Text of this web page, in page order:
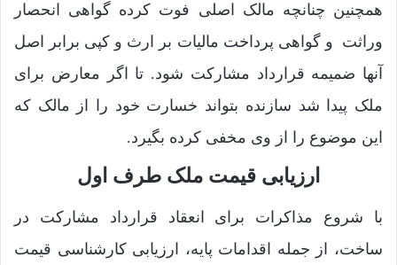
همچنین چنانچه مالک اصلی فوت کرده گواهی انحصار
وراثت و گواهی پرداخت مالیات بر ارث و کپی برابر اصل
آنها ضمیمه قرارداد مشارکت شود. تا اگر معارض برای
ملک پیدا شد سازنده بتواند خسارت خود را از مالک که
این موضوع را از وی مخفی کرده بگیرد.
ارزیابی قیمت ملک طرف اول
با شروع مذاکرات برای انعقاد قرارداد مشارکت در
ساخت، از جمله اقدامات پایه، ارزیابی کارشناسی قیمت